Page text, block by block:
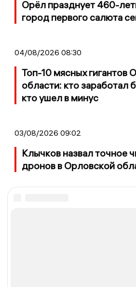
Орёл празднует 460-
город первого салюта
04/08/2026 08:30
Топ-10 мясных гигантов
области: кто заработал
кто ушел в минус
03/08/2026 09:02
Клычков назвал точное
дронов в Орловской